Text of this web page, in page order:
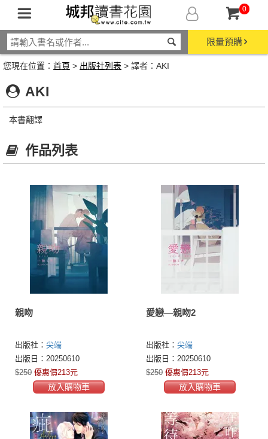
0
限量預購
您現在位置： 首頁 > 出版社列表 > 譯者：AKI
AKI
本書翻譯
作品列表
親吻
出版社： 尖端
出版日：20250610
$250 優惠價213元
放入購物車
愛戀—親吻2
出版社： 尖端
出版日：20250610
$250 優惠價213元
放入購物車